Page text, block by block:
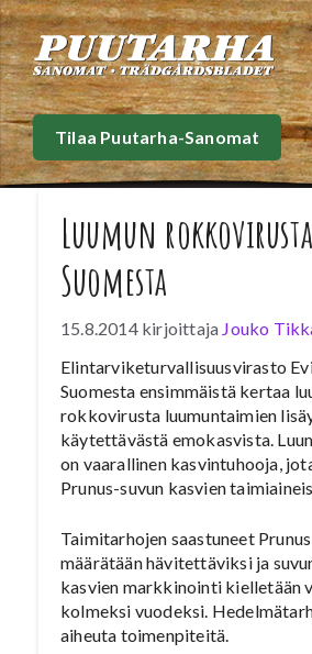
Siirry
sisältöön
Tilaa Puutarha-Sanomat
Luumun
Suomesta
15.8.2014 kirjoittaja Jouko
Elintarviketurvallisuusvirasto
Suomesta ensimmäistä kertaa
rokkovirusta luumuntaimien
käytettävästä emokasvista.
on vaarallinen kasvintuhooja,
Prunus-suvun kasvien
Taimitarhojen saastuneet
määrätään hävitettäviksi ja
kasvien markkinointi kielletään
kolmeksi vuodeksi.
aiheuta toimenpiteitä.